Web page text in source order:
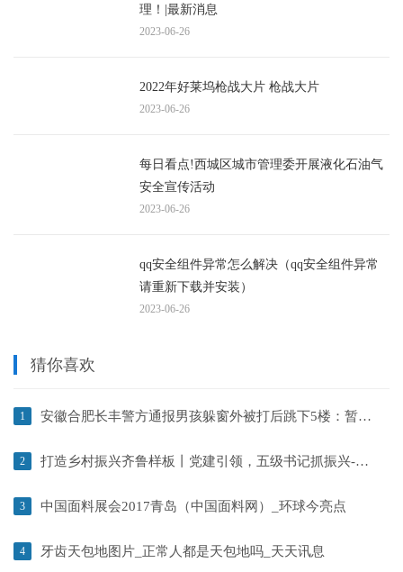
理！|最新消息
2023-06-26
2022年好莱坞枪战大片 枪战大片
2023-06-26
每日看点!西城区城市管理委开展液化石油气
安全宣传活动
2023-06-26
qq安全组件异常怎么解决（qq安全组件异常
请重新下载并安装）
2023-06-26
猜你喜欢
1 安徽合肥长丰警方通报男孩躲窗外被打后跳下5楼：暂无生命危险_世界即时看
2 打造乡村振兴齐鲁样板丨党建引领，五级书记抓振兴-天天微头条
3 中国面料展会2017青岛（中国面料网）_环球今亮点
4 牙齿天包地图片_正常人都是天包地吗_天天讯息